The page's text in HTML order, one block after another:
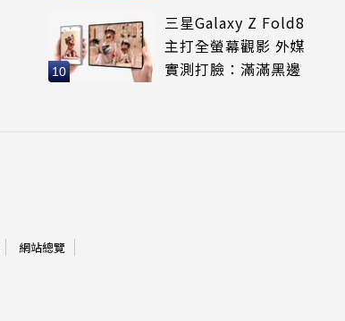
三星Galaxy Z Fold8
主打全螢幕觀影 外媒
實測打臉：滿滿黑邊
網站總覽